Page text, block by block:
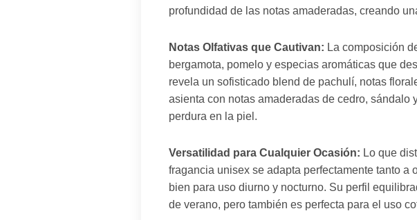
profundidad de las notas amaderadas, creando
Notas Olfativas que Cautivan: La composición
bergamota, pomelo y especias aromáticas que
revela un sofisticado blend de pachulí, notas
asienta con notas amaderadas de cedro,
perdura en la piel.
Versatilidad para Cualquier Ocasión: Lo que
fragancia unisex se adapta perfectamente tanto
bien para uso diurno y nocturno. Su perfil
de verano, pero también es perfecta para el uso